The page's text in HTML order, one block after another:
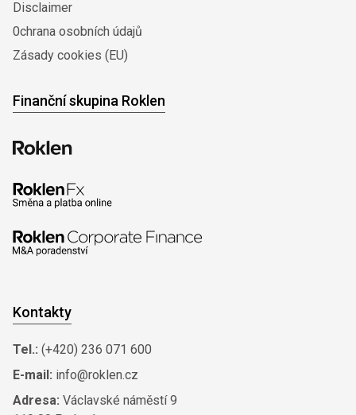
Disclaimer
0chrana osobních údajů
Zásady cookies (EU)
Finanční skupina Roklen
Kontakty
Tel.: (+420) 236 071 600
E-mail: info@roklen.cz
Adresa: Václavské náměstí 9